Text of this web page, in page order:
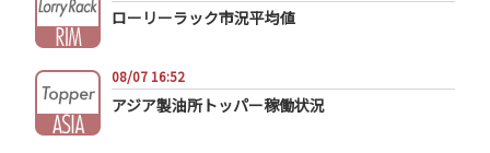
ローリーラック市況平均値
08/07 16:52
アジア製油所トッパー稼働状況